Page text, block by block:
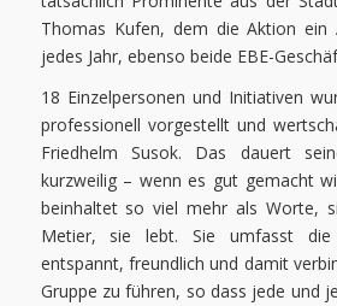
Thomas Kufen, dem die Aktion ein
jedes Jahr, ebenso beide EBE-
18 Einzelpersonen und Initiativen
professionell vorgestellt und
Friedhelm Susok. Das dauert
kurzweilig – wenn es gut gemacht
beinhaltet so viel mehr als Worte,
Metier, sie lebt. Sie umfasst die
entspannt, freundlich und damit
Gruppe zu führen, so dass jede und